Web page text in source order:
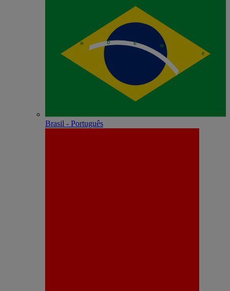
Brasil - Português